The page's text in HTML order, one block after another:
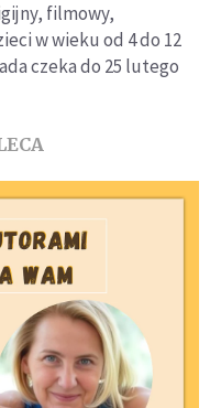
filmowy,
w wieku od 4 do 12
czeka do 25 lutego